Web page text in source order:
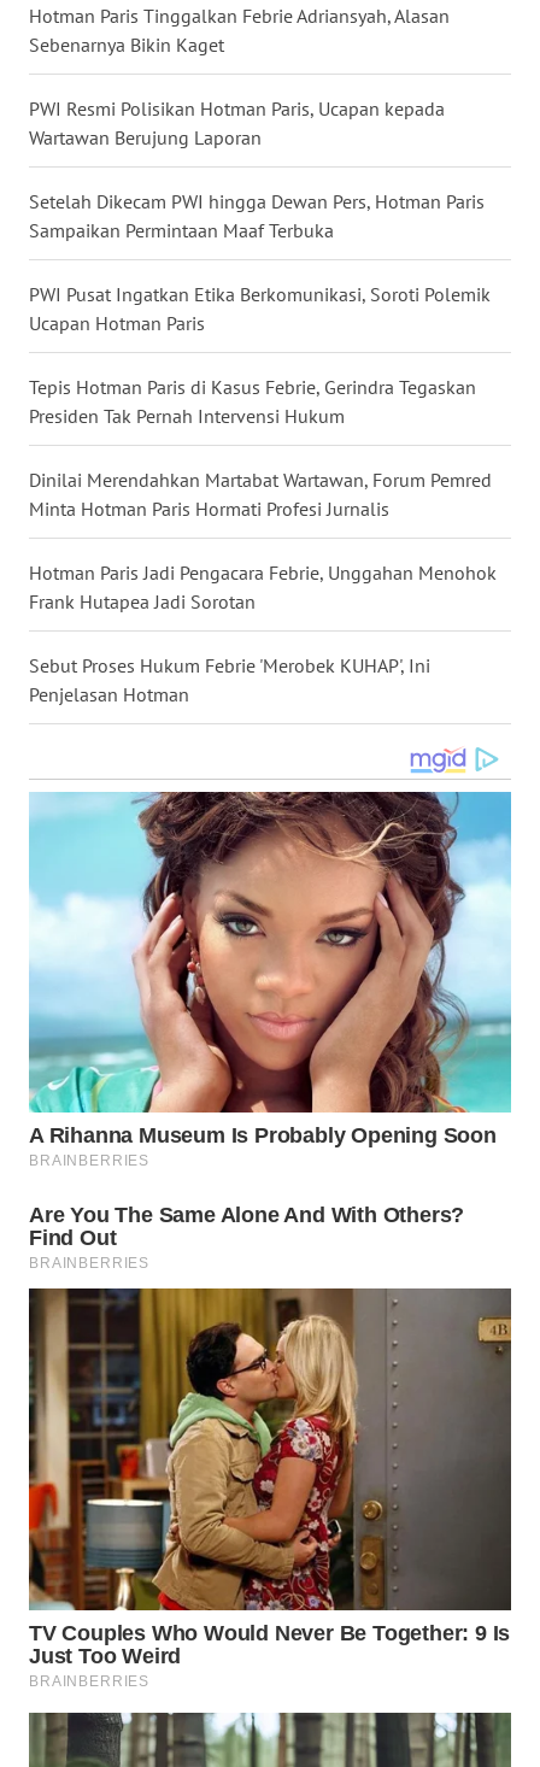
Hotman Paris Tinggalkan Febrie Adriansyah, Alasan
Sebenarnya Bikin Kaget
PWI Resmi Polisikan Hotman Paris, Ucapan kepada
Wartawan Berujung Laporan
Setelah Dikecam PWI hingga Dewan Pers, Hotman Paris
Sampaikan Permintaan Maaf Terbuka
PWI Pusat Ingatkan Etika Berkomunikasi, Soroti Polemik
Ucapan Hotman Paris
Tepis Hotman Paris di Kasus Febrie, Gerindra Tegaskan
Presiden Tak Pernah Intervensi Hukum
Dinilai Merendahkan Martabat Wartawan, Forum Pemred
Minta Hotman Paris Hormati Profesi Jurnalis
Hotman Paris Jadi Pengacara Febrie, Unggahan Menohok
Frank Hutapea Jadi Sorotan
Sebut Proses Hukum Febrie 'Merobek KUHAP', Ini
Penjelasan Hotman
SUMBAR
WN
SUMSEL
WN
BENGKULU
WN
LAMPUNG
WN
JATENG
WN
NUSANTARA
WN
JOGJA
JATIM
WN
KALTENG
WN
KALTARA
KALSEL
WN
KALTIM
WN
SULSEL
WN
GORONTALO
WN
SULUT
WN
MALUKU
WN
MALUT